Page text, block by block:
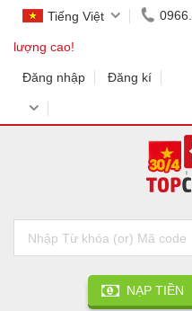
Tiếng Việt
lượng cao!
Đăng nhập Đăng kí
NẠP TIỀN